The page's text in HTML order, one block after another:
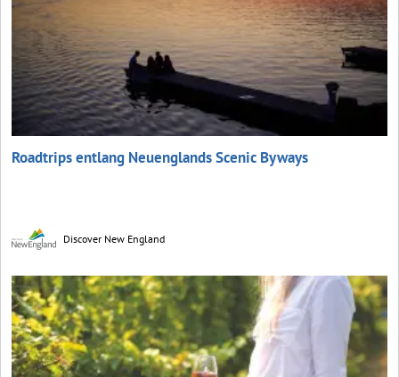
Roadtrips entlang Neuenglands Scenic Byways
Discover New England